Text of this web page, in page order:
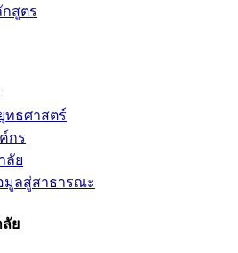
สูตร
ทธศาสตร์
กร
ลัย
มูลสู่สาธารณะ
ย